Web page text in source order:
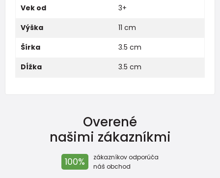
Vek od
3+
Výška
11 cm
Šírka
3.5 cm
Dĺžka
3.5 cm
Overené
našimi zákazníkmi
100%
zákazníkov odporúča
náš obchod